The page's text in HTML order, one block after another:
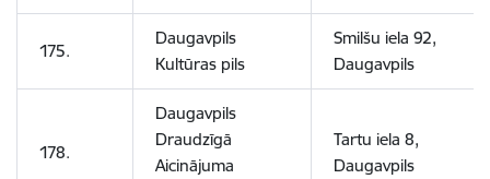
175.
Daugavpils
Kultūras pils
Smilšu iela 92,
Daugavpils
178.
Daugavpils
Draudzīgā
Aicinājuma
Tartu iela 8,
Daugavpils